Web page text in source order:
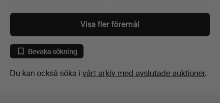
Visa fler föremål
Bevaka sökning
Du kan också söka i vårt arkiv med avslutade auktioner.